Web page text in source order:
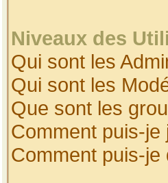
Niveaux des
Qui sont les
Qui sont les
Que sont les
Comment puis-
Comment puis-